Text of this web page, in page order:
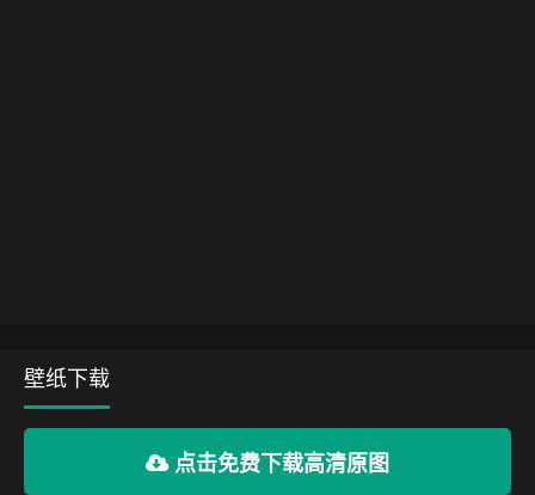
壁纸下载
点击免费下载高清原图